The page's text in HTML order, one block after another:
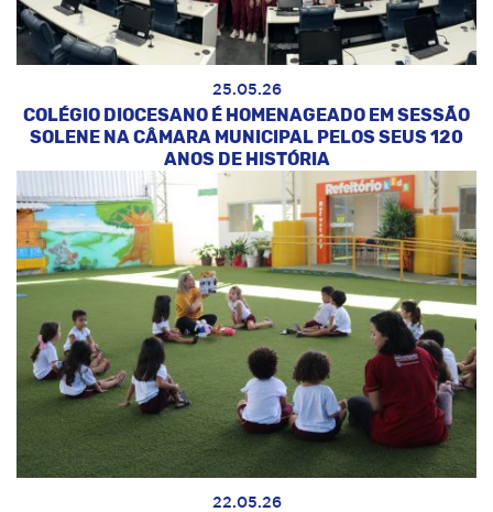
25.05.26
COLÉGIO DIOCESANO É HOMENAGEADO EM SESSÃO
SOLENE NA CÂMARA MUNICIPAL PELOS SEUS 120
ANOS DE HISTÓRIA
22.05.26